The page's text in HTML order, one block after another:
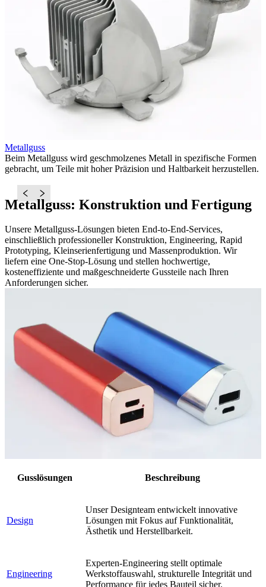
Metallguss
Beim Metallguss wird geschmolzenes Metall in spezifische Formen
gebracht, um Teile mit hoher Präzision und Haltbarkeit herzustellen.
Metallguss: Konstruktion und Fertigung
Unsere Metallguss-Lösungen bieten End-to-End-Services,
einschließlich professioneller Konstruktion, Engineering, Rapid
Prototyping, Kleinserienfertigung und Massenproduktion. Wir
liefern eine One-Stop-Lösung und stellen hochwertige,
kosteneffiziente und maßgeschneiderte Gussteile nach Ihren
Anforderungen sicher.
Gusslösungen Beschreibung
Design
Unser Designteam entwickelt innovative
Lösungen mit Fokus auf Funktionalität,
Ästhetik und Herstellbarkeit.
Engineering
Experten-Engineering stellt optimale
Werkstoffauswahl, strukturelle Integrität und
Performance für jedes Bauteil sicher.